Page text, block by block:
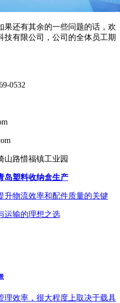
果还有其余的一些问题的话，欢
技有限公司，公司的全体员工期
0532
路惜福镇工业园
岛塑料收纳盒生产
升物流效率和配件质量的关键
运输的理想之选
理效率，很大程度上取决于载具